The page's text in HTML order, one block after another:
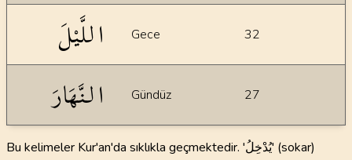
اللَّيْلَ Gece 32
النَّهَارَ Gündüz 27
Bu kelimeler Kur'an'da sıklıkla geçmektedir. 'يُدْخِلُ' (sokar)